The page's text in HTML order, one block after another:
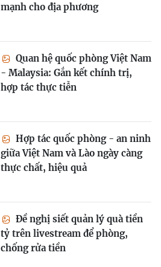
mạnh cho địa phương
Quan hệ quốc phòng Việt Nam
- Malaysia: Gắn kết chính trị,
hợp tác thực tiễn
Hợp tác quốc phòng - an ninh
giữa Việt Nam và Lào ngày càng
thực chất, hiệu quả
Đề nghị siết quản lý quà tiền
tỷ trên livestream để phòng,
chống rửa tiền